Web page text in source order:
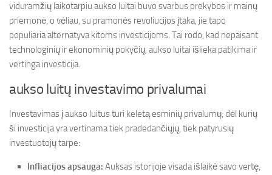
viduramžių laikotarpiu aukso luitai buvo svarbus prekybos ir mainų
priemonė, o vėliau, su pramonės revoliucijos įtaka, jie tapo
populiaria alternatyva kitoms investicijoms. Tai rodo, kad nepaisant
technologinių ir ekonominių pokyčių, aukso luitai išlieka patikima ir
vertinga investicija.
aukso luitų investavimo privalumai
Investavimas į aukso luitus turi keletą esminių privalumų, dėl kurių
ši investicija yra vertinama tiek pradedančiųjų, tiek patyrusių
investuotojų tarpe:
Infliacijos apsauga: Auksas istorijoje visada išlaikė savo vertę,